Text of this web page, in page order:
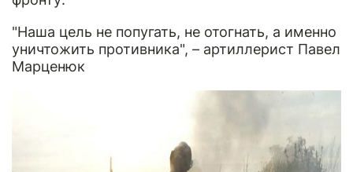
"Наша цель не попугать, не отогнать, а именно
уничтожить противника", – артиллерист Павел
Марценюк